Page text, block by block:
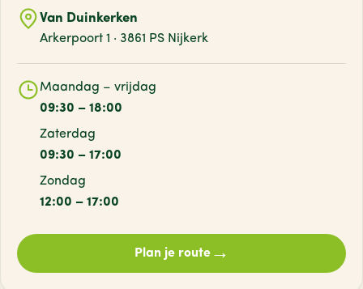
Van Duinkerken
Arkerpoort 1 · 3861 PS Nijkerk
Maandag – vrijdag
09:30 – 18:00
Zaterdag
09:30 – 17:00
Zondag
12:00 – 17:00
Plan je route→